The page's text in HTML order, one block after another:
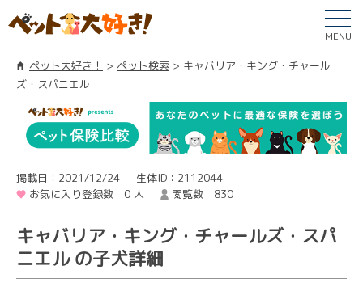
MENU
ペット大好き！ ペット検索
キャバリア・キング・チャール
ズ・スパニエル
掲載日：2021/12/24
生体ID：2112044
お気に入り登録数 0 人
閲覧数 830
キャバリア・キング・チャールズ・スパ
ニエル の子犬詳細